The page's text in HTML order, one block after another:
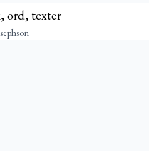
ord, texter